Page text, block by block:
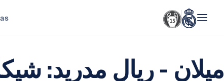
ميلان - ريال مدريد: